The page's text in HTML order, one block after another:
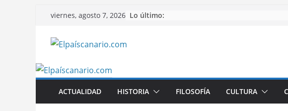
Saltar
contenido
viernes, agosto 7, 2026 Lo último:
ACTUALIDAD HISTORIA FILOSOFÍA CULTURA